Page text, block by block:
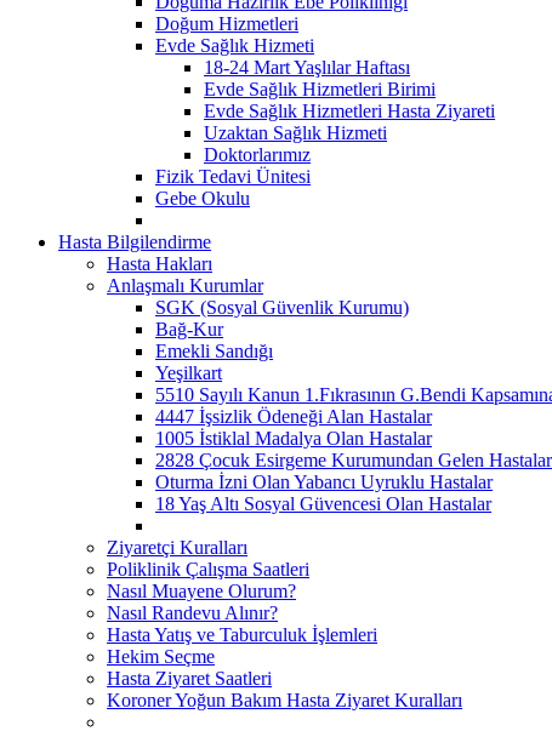
Doğum Hizmetleri
Evde Sağlık Hizmeti
18-24 Mart Yaşlılar Haftası
Evde Sağlık Hizmetleri Birimi
Evde Sağlık Hizmetleri Hasta Ziyareti
Uzaktan Sağlık Hizmeti
Doktorlarımız
Fizik Tedavi Ünitesi
Gebe Okulu
Hasta Bilgilendirme
Hasta Hakları
Anlaşmalı Kurumlar
SGK (Sosyal Güvenlik Kurumu)
Bağ-Kur
Emekli Sandığı
Yeşilkart
5510 Sayılı Kanun 1.Fıkrasının G.Bendi
4447 İşsizlik Ödeneği Alan Hastalar
1005 İstiklal Madalya Olan Hastalar
2828 Çocuk Esirgeme Kurumundan Gelen Hastalar
Oturma İzni Olan Yabancı Uyruklu Hastalar
18 Yaş Altı Sosyal Güvencesi Olan Hastalar
Ziyaretçi Kuralları
Poliklinik Çalışma Saatleri
Nasıl Muayene Olurum?
Nasıl Randevu Alınır?
Hasta Yatış ve Taburculuk İşlemleri
Hekim Seçme
Hasta Ziyaret Saatleri
Koroner Yoğun Bakım Hasta Ziyaret Kuralları